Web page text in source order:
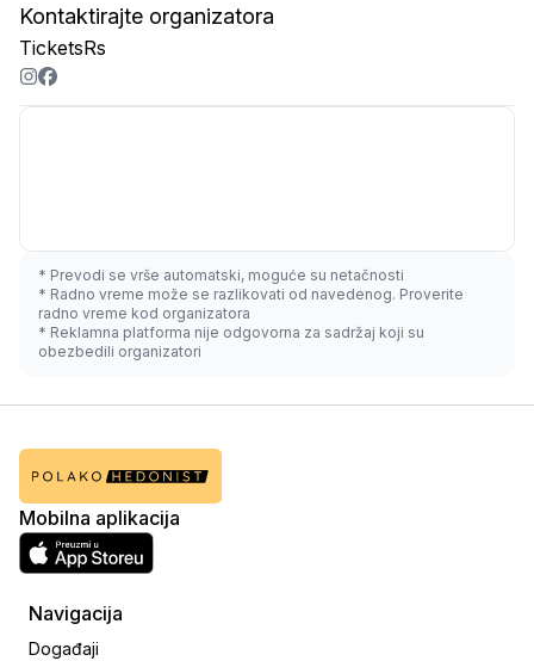
Kontaktirajte organizatora
TicketsRs
* Prevodi se vrše automatski, moguće su netačnosti
* Radno vreme može se razlikovati od navedenog. Proverite
radno vreme kod organizatora
* Reklamna platforma nije odgovorna za sadržaj koji su
obezbedili organizatori
Mobilna aplikacija
Navigacija
Događaji